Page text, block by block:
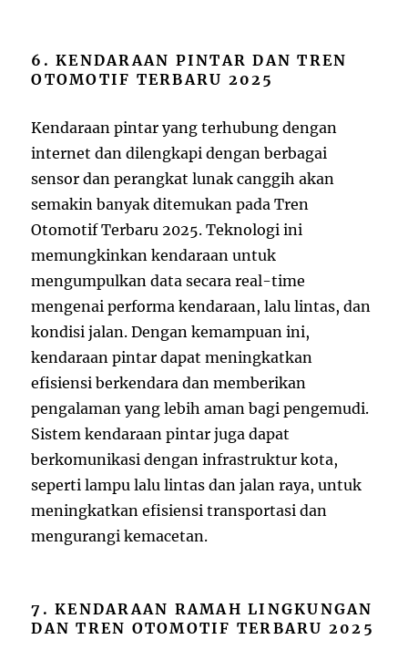
6. KENDARAAN PINTAR DAN TREN
OTOMOTIF TERBARU 2025
Kendaraan pintar yang terhubung dengan
internet dan dilengkapi dengan berbagai
sensor dan perangkat lunak canggih akan
semakin banyak ditemukan pada Tren
Otomotif Terbaru 2025. Teknologi ini
memungkinkan kendaraan untuk
mengumpulkan data secara real-time
mengenai performa kendaraan, lalu lintas, dan
kondisi jalan. Dengan kemampuan ini,
kendaraan pintar dapat meningkatkan
efisiensi berkendara dan memberikan
pengalaman yang lebih aman bagi pengemudi.
Sistem kendaraan pintar juga dapat
berkomunikasi dengan infrastruktur kota,
seperti lampu lalu lintas dan jalan raya, untuk
meningkatkan efisiensi transportasi dan
mengurangi kemacetan.
7. KENDARAAN RAMAH LINGKUNGAN
DAN TREN OTOMOTIF TERBARU 2025